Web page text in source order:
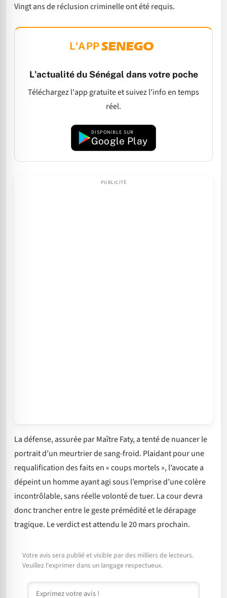
Vingt ans de réclusion criminelle ont été requis.
L'APP
L'actualité du Sénégal dans votre poche
Téléchargez l'app gratuite et suivez l'info en temps
réel.
DISPONIBLE SUR
Google Play
La défense, assurée par Maître Faty, a tenté de nuancer le
portrait d’un meurtrier de sang-froid. Plaidant pour une
requalification des faits en « coups mortels », l’avocate a
dépeint un homme ayant agi sous l’emprise d’une colère
incontrôlable, sans réelle volonté de tuer. La cour devra
donc trancher entre le geste prémédité et le dérapage
tragique. Le verdict est attendu le 20 mars prochain.
Votre avis sera publié et visible par des milliers de lecteurs.
Veuillez l'exprimer dans un langage respectueux.
Commentaire